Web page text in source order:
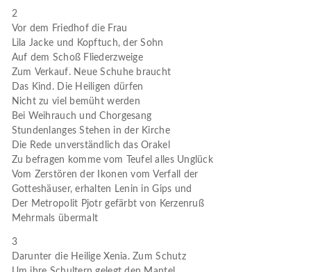
2
Vor dem Friedhof die Frau
Lila Jacke und Kopftuch, der Sohn
Auf dem Schoß Fliederzweige
Zum Verkauf. Neue Schuhe braucht
Das Kind. Die Heiligen dürfen
Nicht zu viel bemüht werden
Bei Weihrauch und Chorgesang
Stundenlanges Stehen in der Kirche
Die Rede unverständlich das Orakel
Zu befragen komme vom Teufel alles Unglück
Vom Zerstören der Ikonen vom Verfall der
Gotteshäuser, erhalten Lenin in Gips und
Der Metropolit Pjotr gefärbt von Kerzenruß
Mehrmals übermalt
3
Darunter die Heilige Xenia. Zum Schutz